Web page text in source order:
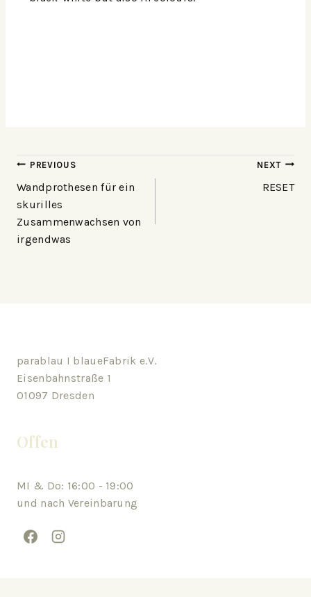
PREVIOUS
Wandprothesen für ein
skurilles
Zusammenwachsen von
irgendwas
NEXT
RESET
parablau I blaueFabrik e.V.
Eisenbahnstraße 1
01097 Dresden
Offen
MI & Do: 16:00 - 19:00
und nach Vereinbarung